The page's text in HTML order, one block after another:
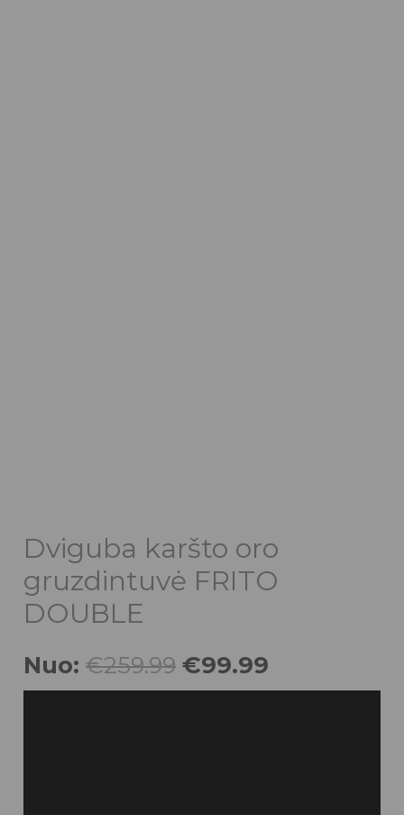
Dviguba karšto oro
gruzdintuvė FRITO
DOUBLE
Nuo:€259.99 €99.99